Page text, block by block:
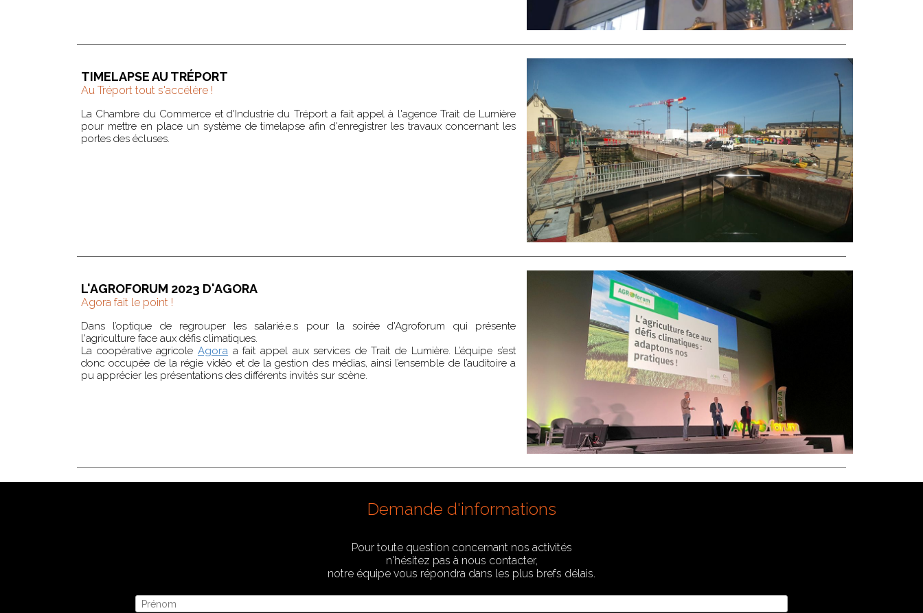
TIMELAPSE AU TRÉPORT
Au Tréport tout s'accélère !
La Chambre du Commerce et d'Industrie du Tréport a fait appel à l'agence Trait de Lumière
pour mettre en place un système de timelapse afin d'enregistrer les travaux concernant les
portes des écluses.
L'AGROFORUM 2023 D'AGORA
Agora fait le point !
Dans l’optique de regrouper les salarié.e.s pour la soirée d'Agroforum qui présente
l'agriculture face aux défis climatiques.
La coopérative agricole Agora a fait appel aux services de Trait de Lumière. L’équipe s’est
donc occupée de la régie vidéo et de la gestion des médias, ainsi l’ensemble de l’auditoire a
pu apprécier les présentations des différents invités sur scène.
Demande d'informations
Pour toute question concernant nos activités
n'hésitez pas à nous contacter,
notre équipe vous répondra dans les plus brefs délais.